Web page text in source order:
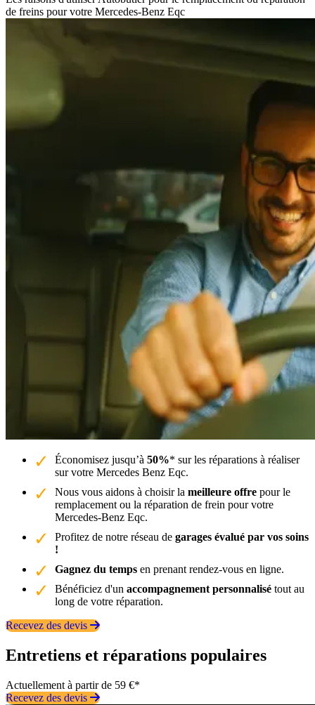
de freins pour votre Mercedes-Benz Eqc
Économisez jusqu’à 50%* sur les réparations à réaliser
sur votre Mercedes Benz Eqc.
Nous vous aidons à choisir la meilleure offre pour le
remplacement ou la réparation de frein pour votre
Mercedes-Benz Eqc.
Profitez de notre réseau de garages évalué par vos soins
!
Gagnez du temps en prenant rendez-vous en ligne.
Bénéficiez d'un accompagnement personnalisé tout au
long de votre réparation.
Recevez des devis
Entretiens et réparations populaires
Actuellement à partir de 59 €*
Recevez des devis